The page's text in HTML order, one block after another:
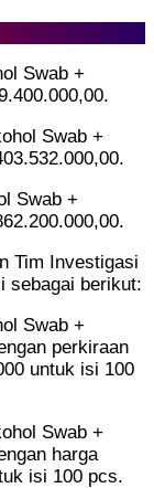
Swab +
Swab +
Swab +
Tim Investigasi
sebagai berikut:
Swab +
perkiraan
untuk isi 100
Swab +
harga
isi 100 pcs.